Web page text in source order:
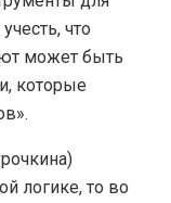
что
может быть
которые
логике, то во